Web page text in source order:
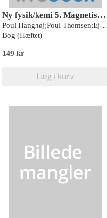
Ny fysik/kemi 5. Magnetisme og menneskelig snilde
Poul Hanghøj;Poul Thomsen;Ejvind Flensted-Jensen
Bog (Hæftet)
149 kr
Læg i kurv